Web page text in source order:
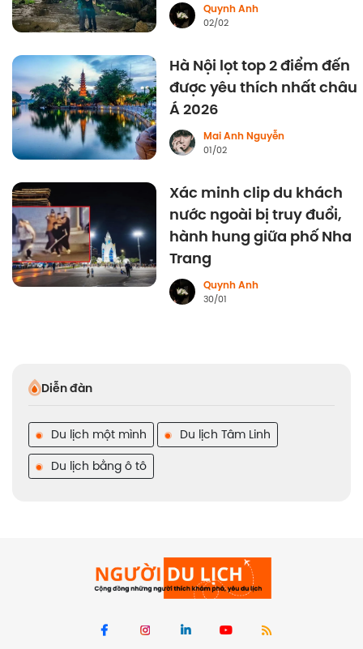
Quynh Anh
02/02
Hà Nội lọt top 2 điểm đến
được yêu thích nhất châu
Á 2026
Mai Anh Nguyễn
01/02
Xác minh clip du khách
nước ngoài bị truy đuổi,
hành hung giữa phố Nha
Trang
Quynh Anh
30/01
Diễn đàn
Du lịch một mình
Du lịch Tâm Linh
Du lịch bằng ô tô